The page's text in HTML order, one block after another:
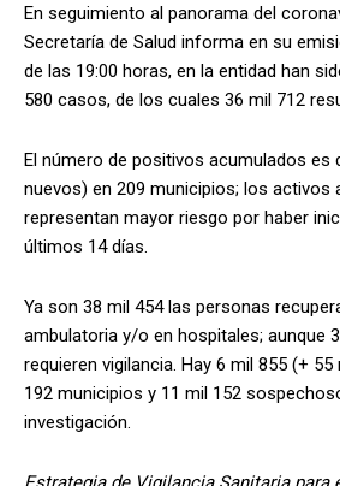
En seguimiento al panorama del
Secretaría de Salud informa en su
de las 19:00 horas, en la entidad han
580 casos, de los cuales 36 mil 712
El número de positivos acumulados es
nuevos) en 209 municipios; los activos
representan mayor riesgo por haber
últimos 14 días.
Ya son 38 mil 454 las personas
ambulatoria y/o en hospitales; aunque
requieren vigilancia. Hay 6 mil 855 (+
192 municipios y 11 mil 152
investigación.